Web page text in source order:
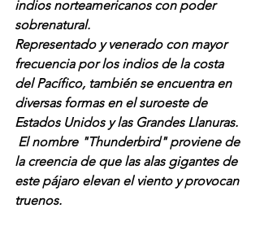
indios norteamericanos con poder
sobrenatural.
Representado y venerado con mayor
frecuencia por los indios de la costa
del Pacífico, también se encuentra en
diversas formas en el suroeste de
Estados Unidos y las Grandes Llanuras.
la creencia de que las alas gigantes de
este pájaro elevan el viento y provocan
truenos.